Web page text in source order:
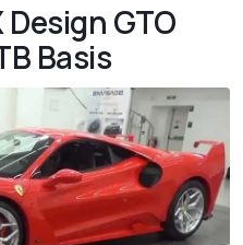
Design GTO
Basis